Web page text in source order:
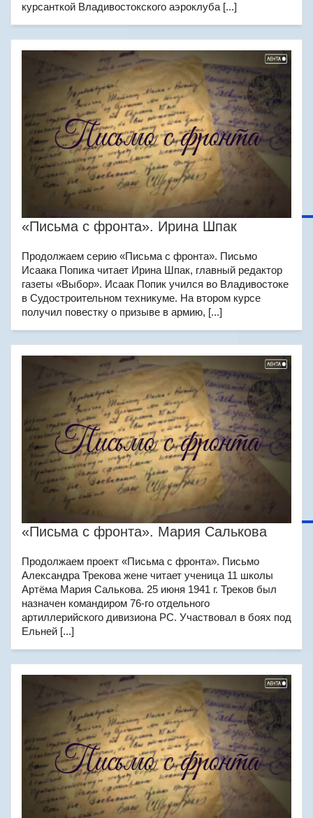
курсанткой Владивостокского аэроклуба [...]
«Письма с фронта». Ирина Шпак
Продолжаем серию «Письма с фронта». Письмо
Исаака Попика читает Ирина Шпак, главный редактор
газеты «Выбор». Исаак Попик учился во Владивостоке
в Судостроительном техникуме. На втором курсе
получил повестку о призыве в армию, [...]
«Письма с фронта». Мария Салькова
Продолжаем проект «Письма с фронта». Письмо
Александра Трекова жене читает ученица 11 школы
Артёма Мария Салькова. 25 июня 1941 г. Треков был
назначен командиром 76-го отдельного
артиллерийского дивизиона РС. Участвовал в боях под
Ельней [...]